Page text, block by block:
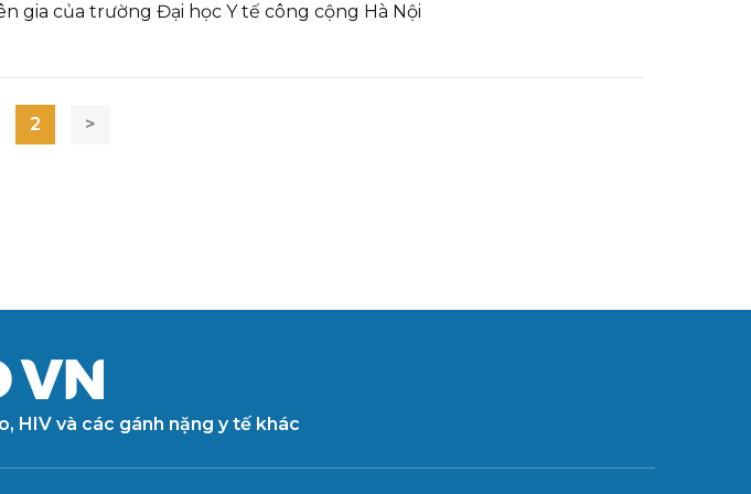
2 >
gia của trường Đại học Y tế công cộng Hà Nội
HIV và các gánh nặng y tế khác